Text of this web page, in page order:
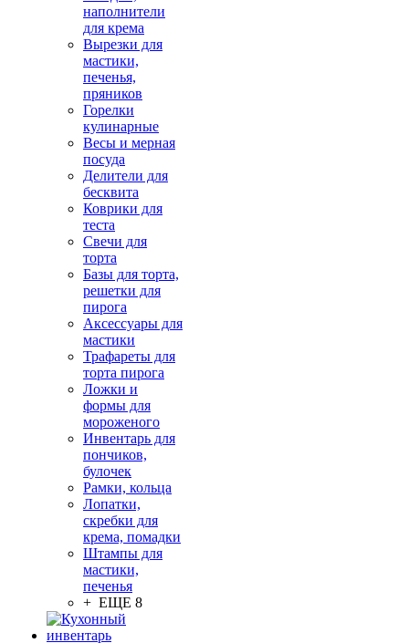
наполнители
для крема
Вырезки для
мастики,
печенья,
пряников
Горелки
кулинарные
Весы и мерная
посуда
Делители для
бесквита
Коврики для
теста
Свечи для
торта
Базы для торта,
решетки для
пирога
Аксессуары для
мастики
Трафареты для
торта пирога
Ложки и
формы для
мороженого
Инвентарь для
пончиков,
булочек
Рамки, кольца
Лопатки,
скребки для
крема, помадки
Штампы для
мастики,
печенья
+ ЕЩЕ 8